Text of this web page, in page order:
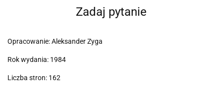
Zadaj pytanie
Opracowanie: Aleksander Zyga
Rok wydania: 1984
Liczba stron: 162